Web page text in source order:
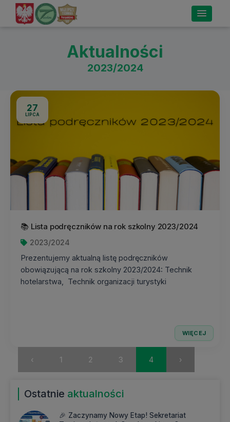
Aktualności
2023/2024
27
LIPCA
📚 Lista podręczników na rok szkolny 2023/2024
2023/2024
Prezentujemy aktualną listę podręczników
obowiązującą na rok szkolny 2023/2024: Technik
hotelarstwa, Technik organizacji turystyki
WIĘCEJ
‹ 1 2 3 4 ›
Ostatnie aktualności
🎉 Zaczynamy Nowy Etap! Sekretariat